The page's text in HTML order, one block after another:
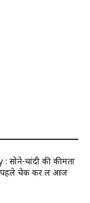
सोने-चांदी की कीमतों
पहले चेक कर लें आज